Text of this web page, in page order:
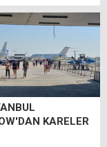
KARELER